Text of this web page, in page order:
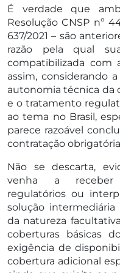
É verdade que
Resolução CNSP nº
637/2021 – são
razão pela qual
compatibilizada com
assim, considerando
autonomia técnica da
e o tratamento
ao tema no Brasil,
parece razoável
contratação
Não se descarta,
venha a receber
regulatórios ou
solução
da natureza
coberturas básicas
exigência de
cobertura adicional